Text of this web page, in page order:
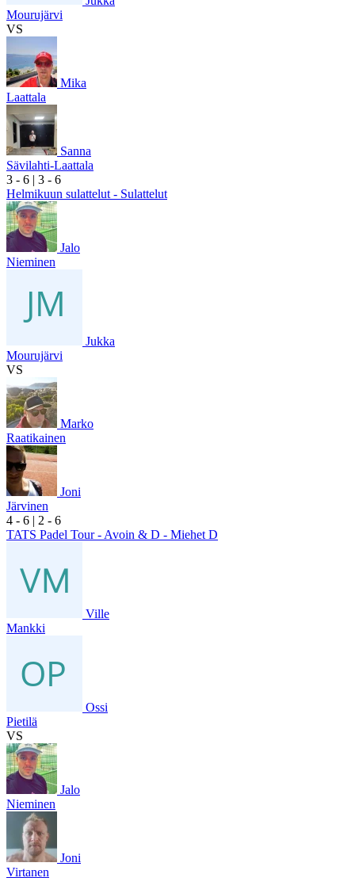
Mourujärvi
VS
Mika
Laattala
Sanna
Sävilahti-Laattala
3 - 6 | 3 - 6
Helmikuun sulattelut - Sulattelut
Jalo
Nieminen
Jukka
Mourujärvi
VS
Marko
Raatikainen
Joni
Järvinen
4 - 6 | 2 - 6
TATS Padel Tour - Avoin & D - Miehet D
Ville
Mankki
Ossi
Pietilä
VS
Jalo
Nieminen
Joni
Virtanen